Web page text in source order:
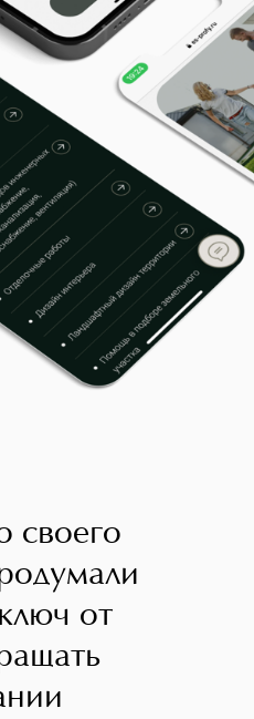
своего
от